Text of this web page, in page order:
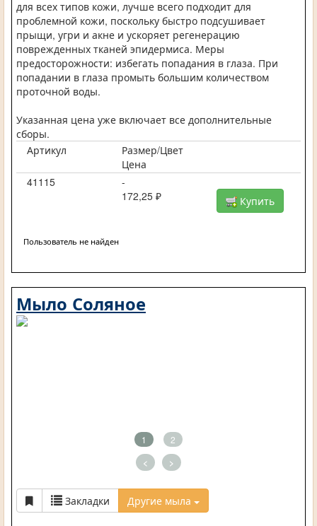
для всех типов кожи, лучше всего подходит для
проблемной кожи, поскольку быстро подсушивает
прыщи, угри и акне и ускоряет регенерацию
поврежденных тканей эпидермиса. Меры
предосторожности: избегать попадания в глаза. При
попадании в глаза промыть большим количеством
проточной воды.
Указанная цена уже включает все дополнительные
сборы.
Артикул
Размер/Цвет
Цена
41115
-
172,25 ₽
Купить
Пользователь не найден
Мыло Соляное
1 2
< >
Закладки Другие мыла